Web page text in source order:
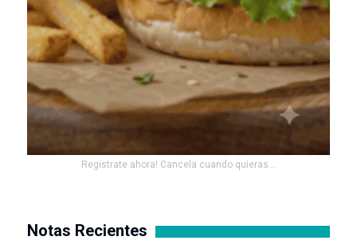
Registrate ahora! Cancela cuando quieras...
Notas Recientes